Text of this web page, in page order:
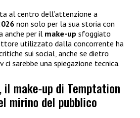
al centro dell’attenzione a
non solo per la sua storia con
anche per il make-up sfoggiato
utilizzato dalla concorrente ha
sui social, anche se dietro
sarebbe una spiegazione tecnica.
il make-up di Temptation
mirino del pubblico